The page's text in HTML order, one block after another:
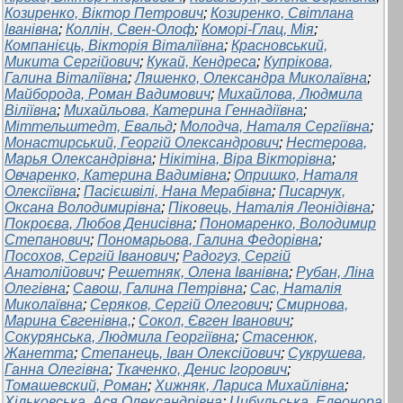
Козиренко, Віктор Петрович; Козиренко, Світлана
Іванівна; Коллін, Свен-Олоф; Коморі-Глац, Мія;
Компанієць, Вікторія Віталіївна; Красновський,
Микита Сергійович; Кукай, Кендреса; Купрікова,
Галина Віталіївна;Ляшенко, Олександра Миколаївна;
Майборода, Роман Вадимович; Михайлова, Людмила
Віліївна; Михайльова, Катерина Геннадіївна;
Міттельштедт, Евальд; Молодча, Наталя Сергіївна;
Монастирський, Георгій Олександрович; Нестерова,
Марья Олександрівна; Нікітіна, Віра Вікторівна;
Овчаренко, Катерина Вадимівна; Опришко, Наталя
Олексіївна; Пасієшвілі, Нана Мерабівна; Писарчук,
Оксана Володимирівна; Піковець, Наталія Леонідівна;
Покроєва, Любов Денисівна; Пономаренко, Володимир
Степанович; Пономарьова, Галина Федорівна;
Посохов, Сергій Іванович; Радогуз, Сергій
Анатолійович; Решетняк, Олена Іванівна; Рубан, Ліна
Олегівна; Савош, Галина Петрівна; Сас, Наталія
Миколаївна; Серяков, Сергій Олегович; Смирнова,
Марина Євгенівна,; Сокол, Євген Іванович;
Сокурянська, Людмила Георгіївна; Стасенюк,
Жанетта; Степанець, Іван Олексійович; Сукрушева,
Ганна Олегівна; Ткаченко, Денис Ігорович;
Томашевский, Роман; Хижняк, Лариса Михайлівна;